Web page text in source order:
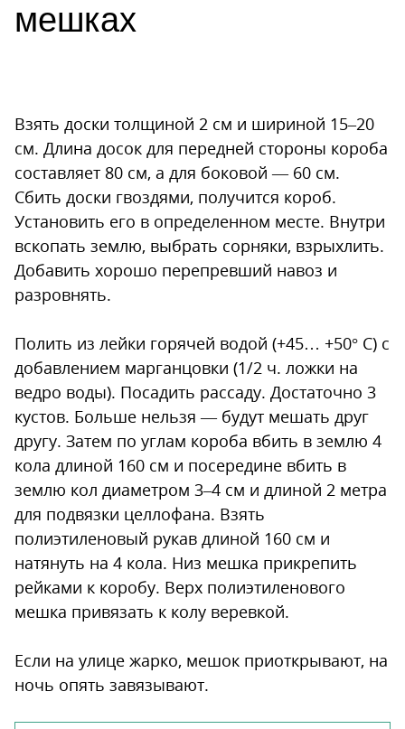
мешках
Взять доски толщиной 2 см и шириной 15–20
см. Длина досок для передней стороны короба
составляет 80 см, а для боковой — 60 см.
Сбить доски гвоздями, получится короб.
Установить его в определенном месте. Внутри
вскопать землю, выбрать сорняки, взрыхлить.
Добавить хорошо перепревший навоз и
разровнять.
Полить из лейки горячей водой (+45… +50° С) с
добавлением марганцовки (1/2 ч. ложки на
ведро воды). Посадить рассаду. Достаточно 3
кустов. Больше нельзя — будут мешать друг
другу. Затем по углам короба вбить в землю 4
кола длиной 160 см и посередине вбить в
землю кол диаметром 3–4 см и длиной 2 метра
для подвязки целлофана. Взять
полиэтиленовый рукав длиной 160 см и
натянуть на 4 кола. Низ мешка прикрепить
рейками к коробу. Верх полиэтиленового
мешка привязать к колу веревкой.
Если на улице жарко, мешок приоткрывают, на
ночь опять завязывают.